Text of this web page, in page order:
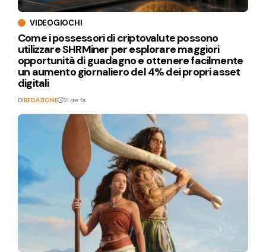
VIDEOGIOCHI
Come i possessori di criptovalute possono
utilizzare SHRMiner per esplorare maggiori
opportunità di guadagno e ottenere facilmente
un aumento giornaliero del 4% dei propri asset
digitali
DiREDAZIONE 21 ore fa